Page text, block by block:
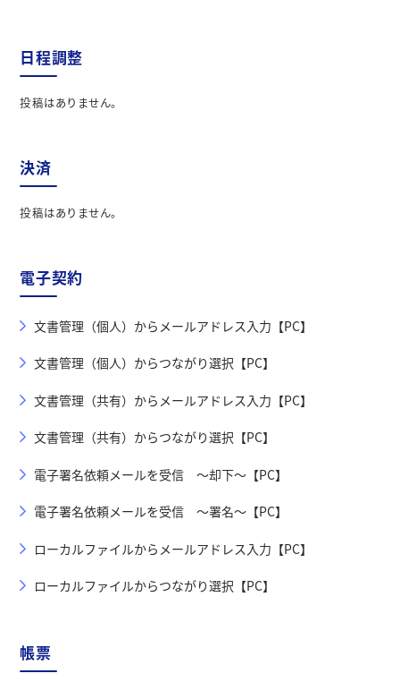
日程調整
投稿はありません。
決済
投稿はありません。
電子契約
文書管理（個人）からメールアドレス入力【PC】
文書管理（個人）からつながり選択【PC】
文書管理（共有）からメールアドレス入力【PC】
文書管理（共有）からつながり選択【PC】
電子署名依頼メールを受信 ～却下～【PC】
電子署名依頼メールを受信 ～署名～【PC】
ローカルファイルからメールアドレス入力【PC】
ローカルファイルからつながり選択【PC】
帳票